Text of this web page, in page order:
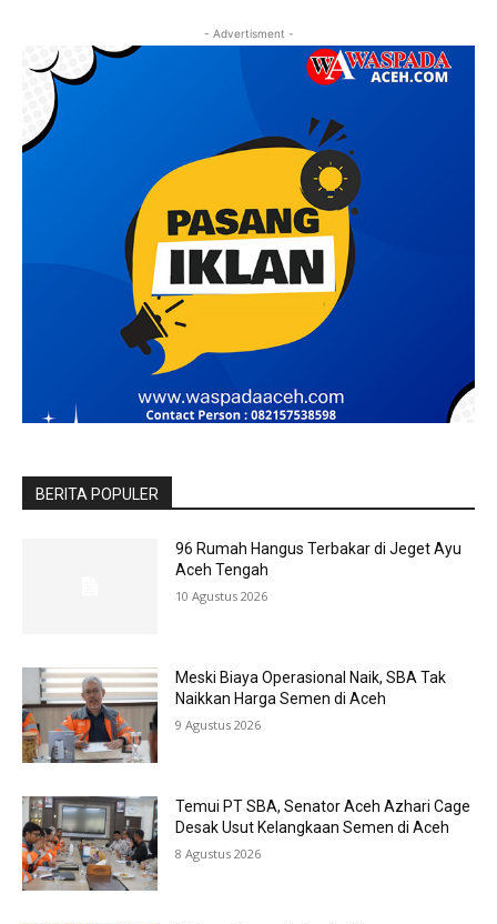
- Advertisment -
BERITA POPULER
96 Rumah Hangus Terbakar di Jeget Ayu
Aceh Tengah
10 Agustus 2026
Meski Biaya Operasional Naik, SBA Tak
Naikkan Harga Semen di Aceh
9 Agustus 2026
Temui PT SBA, Senator Aceh Azhari Cage
Desak Usut Kelangkaan Semen di Aceh
8 Agustus 2026